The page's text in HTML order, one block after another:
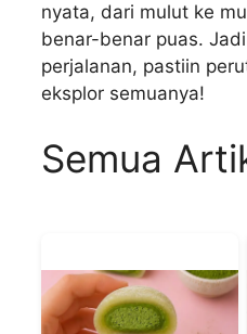
nyata, dari mulut ke
benar-benar puas.
perjalanan, pastiin
eksplor semuanya!
Semua